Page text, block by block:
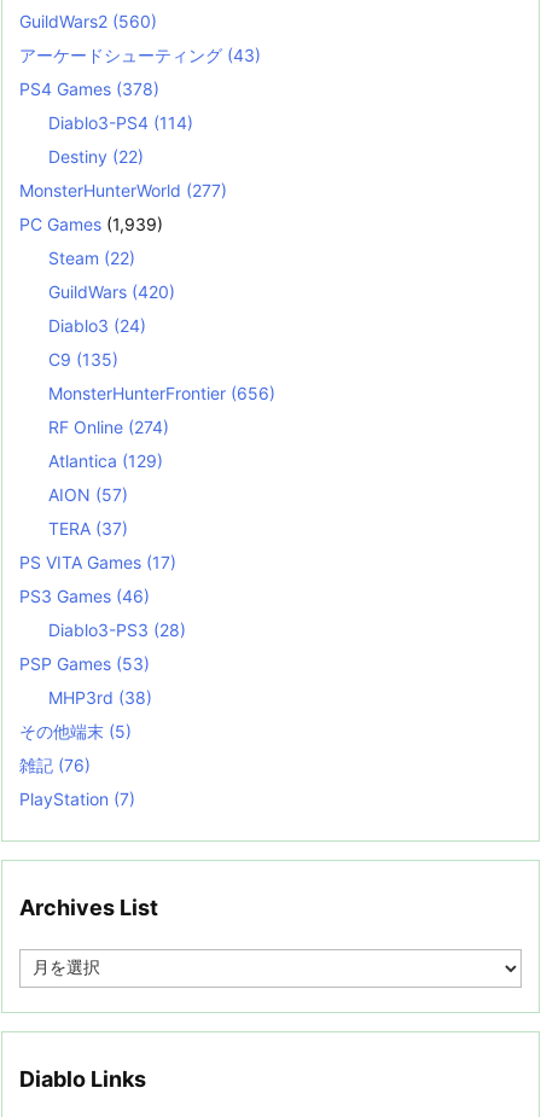
GuildWars2 (560)
アーケードシューティング (43)
PS4 Games (378)
Diablo3-PS4 (114)
Destiny (22)
MonsterHunterWorld (277)
PC Games (1,939)
Steam (22)
GuildWars (420)
Diablo3 (24)
C9 (135)
MonsterHunterFrontier (656)
RF Online (274)
Atlantica (129)
AION (57)
TERA (37)
PS VITA Games (17)
PS3 Games (46)
Diablo3-PS3 (28)
PSP Games (53)
MHP3rd (38)
その他端末 (5)
雑記 (76)
PlayStation (7)
Archives List
e
Diablo Links